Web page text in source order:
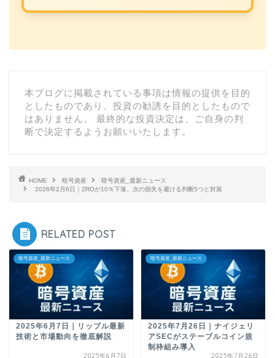
本ブログに掲載されている事項は情報の提供を目的
としたものであり、投資の勧誘を目的としたもので
はありません。 最終的な投資決定は、ご自身の判
断で決定するようお願いいたします。
HOME 暗号資産
暗号資産_最新ニュース
2026年2月6日｜ZROが10％下落、次の損失を避ける判断5つと対策
RELATED POST
暗号資産_最新ニュース
2025年6月7日｜リップル最新
技術と市場動向を徹底解説
2025年6月7日
暗号資産_最新ニュース
2025年7月26日｜ナイジェリ
アSECがステーブルコイン規
制枠組み導入
2025年7月26日